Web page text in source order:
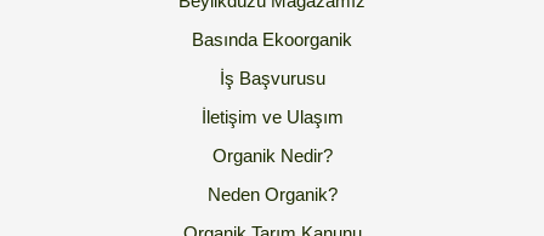
Basında Ekoorganik
İş Başvurusu
İletişim ve Ulaşım
Organik Nedir?
Neden Organik?